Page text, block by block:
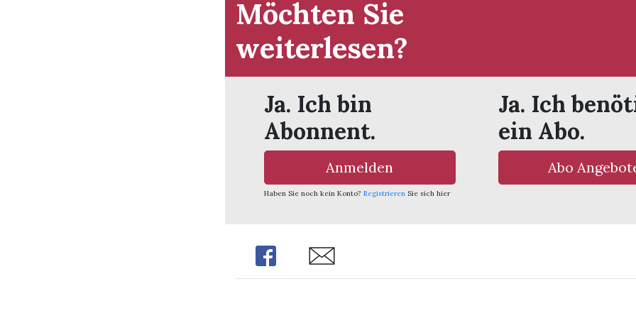
Möchten Sie
weiterlesen?
Ja. Ich bin
Abonnent.
Anmelden
Haben Sie noch kein Konto? Registrieren Sie sich hier
Ja. Ich
ein Abo.
Abo
Share Share